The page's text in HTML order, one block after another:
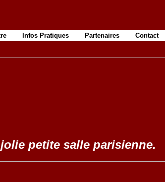
petite salle parisienne.
Infos Pratiques Partenaires Contact